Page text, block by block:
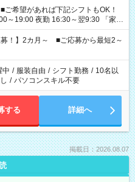
夜勤 16:30～翌9:30 「家族
を持って夕飯の準備がしたい」
」 など、ご希望を教えてください
時間。 合計で週40時間を超える場
募！】2カ月～ ■ご応募から最短2～
中 / 服装自由 / シフト勤務 / 10名以
/ パソコンスキル不要
する 詳細へ
掲載日：2026.08.07